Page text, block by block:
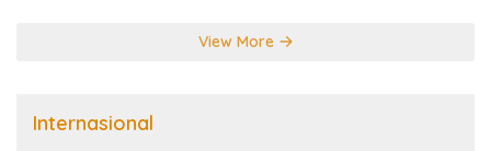
View More
Internasional